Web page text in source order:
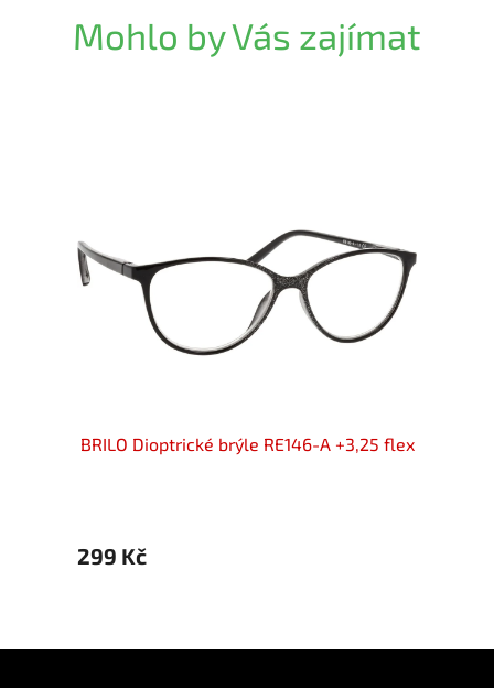
Mohlo by Vás zajímat
BRILO Dioptrické brýle RE146-A +3,25 flex
299 Kč